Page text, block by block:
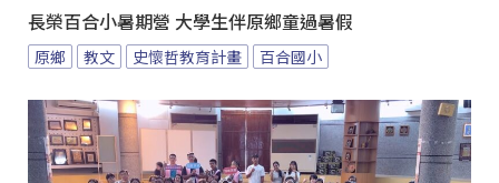
長榮百合小暑期營 大學生伴原鄉童過暑假
原鄉 教文 史懷哲教育計畫 百合國小